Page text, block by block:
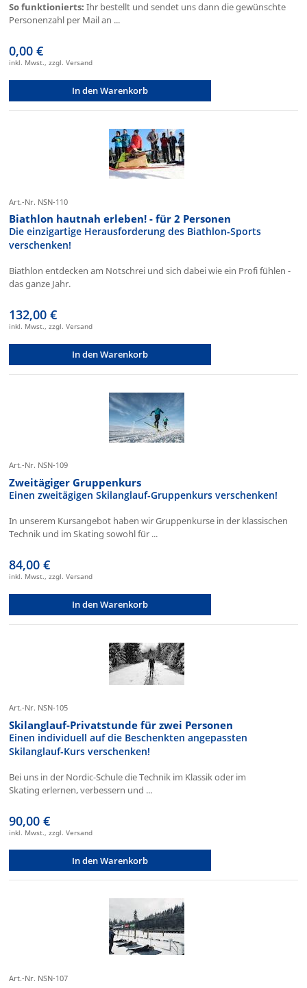
So funktionierts: Ihr bestellt und sendet uns dann die gewünschte
Personenzahl per Mail an ...
0,00 €
inkl. Mwst., zzgl. Versand
In den Warenkorb
Art.-Nr. NSN-110
Biathlon hautnah erleben! - für 2 Personen
Die einzigartige Herausforderung des Biathlon-Sports
verschenken!
Biathlon entdecken am Notschrei und sich dabei wie ein Profi fühlen -
das ganze Jahr.
132,00 €
inkl. Mwst., zzgl. Versand
In den Warenkorb
Art.-Nr. NSN-109
Zweitägiger Gruppenkurs
Einen zweitägigen Skilanglauf-Gruppenkurs verschenken!
In unserem Kursangebot haben wir Gruppenkurse in der klassischen
Technik und im Skating sowohl für ...
84,00 €
inkl. Mwst., zzgl. Versand
In den Warenkorb
Art.-Nr. NSN-105
Skilanglauf-Privatstunde für zwei Personen
Einen individuell auf die Beschenkten angepassten
Skilanglauf-Kurs verschenken!
Bei uns in der Nordic-Schule die Technik im Klassik oder im
Skating erlernen, verbessern und ...
90,00 €
inkl. Mwst., zzgl. Versand
In den Warenkorb
Art.-Nr. NSN-107